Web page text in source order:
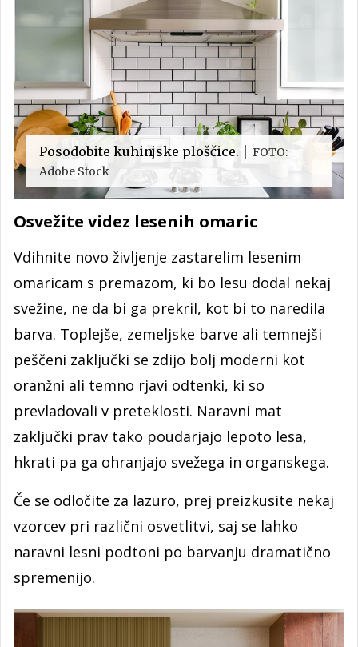
Posodobite kuhinjske ploščice.
FOTO:
Adobe Stock
Osvežite videz lesenih omaric
Vdihnite novo življenje zastarelim lesenim
omaricam s premazom, ki bo lesu dodal nekaj
svežine, ne da bi ga prekril, kot bi to naredila
barva. Toplejše, zemeljske barve ali temnejši
peščeni zaključki se zdijo bolj moderni kot
oranžni ali temno rjavi odtenki, ki so
prevladovali v preteklosti. Naravni mat
zaključki prav tako poudarjajo lepoto lesa,
hkrati pa ga ohranjajo svežega in organskega.
Če se odločite za lazuro, prej preizkusite nekaj
vzorcev pri različni osvetlitvi, saj se lahko
naravni lesni podtoni po barvanju dramatično
spremenijo.